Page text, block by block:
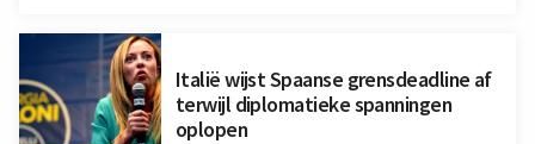
Italië wijst Spaanse grensdeadline af
terwijl diplomatieke spanningen
oplopen